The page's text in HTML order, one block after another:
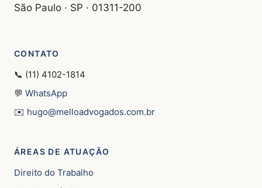
São Paulo · SP · 01311-200
CONTATO
📞 (11) 4102-1814
💬 WhatsApp
✉️ hugo@melloadvogados.com.br
ÁREAS DE ATUAÇÃO
Direito do Trabalho